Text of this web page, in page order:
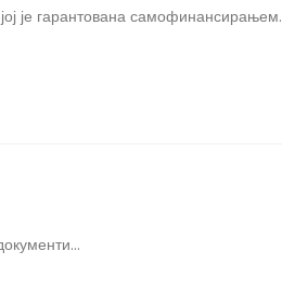
је гарантована самофинансирањем.